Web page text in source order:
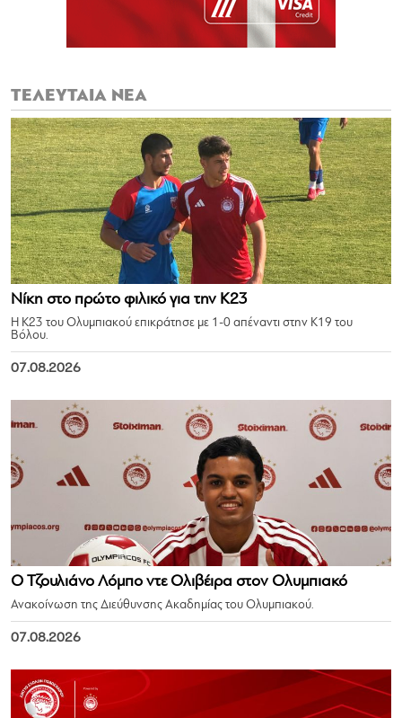
ΤΕΛΕΥΤΑΙΑ ΝΕΑ
Νίκη στο πρώτο φιλικό για την Κ23
Η Κ23 του Ολυμπιακού επικράτησε με 1-0 απέναντι στην Κ19 του
Βόλου.
07.08.2026
Ο Τζουλιάνο Λόμπο ντε Ολιβέιρα στον Ολυμπιακό
Ανακοίνωση της Διεύθυνσης Ακαδημίας του Ολυμπιακού.
07.08.2026